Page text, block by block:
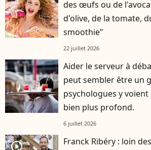
des œufs ou de
d'olive, de la tomate,
smoothie"
22 juillet 2026
Aider le serveur à
peut sembler être un
psychologues y
bien plus profond.
6 juillet 2026
player2
Franck Ribéry : loin